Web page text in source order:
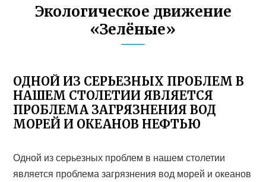
Экологическое движение
«Зелёные»
ОДНОЙ ИЗ СЕРЬЕЗНЫХ ПРОБЛЕМ В
НАШЕМ СТОЛЕТИИ ЯВЛЯЕТСЯ
ПРОБЛЕМА ЗАГРЯЗНЕНИЯ ВОД
МОРЕЙ И ОКЕАНОВ НЕФТЬЮ
Одной из серьезных проблем в нашем столетии
является проблема загрязнения вод морей и океанов